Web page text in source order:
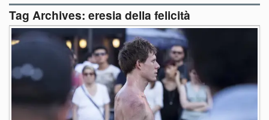
Contatti
dT in English
Tag Archives: eresia della felicità